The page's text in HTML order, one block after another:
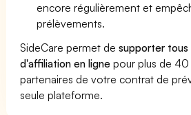
encore régulièrement et
prélèvements.
SideCare permet desupporter tous
d'affiliation en ligne pour plus de 40
partenaires de votre contrat de
seule plateforme.